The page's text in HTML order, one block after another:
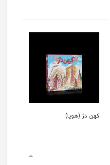
کهن دژ (هوپا)
0